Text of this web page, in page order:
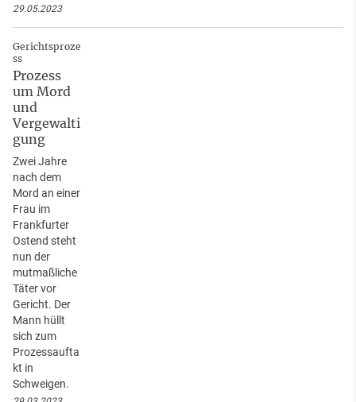
29.05.2023
Gerichtsproze
ss
Prozess
um Mord
und
Vergewalti
gung
Zwei Jahre
nach dem
Mord an einer
Frau im
Frankfurter
Ostend steht
nun der
mutmaßliche
Täter vor
Gericht. Der
Mann hüllt
sich zum
Prozessaufta
kt in
Schweigen.